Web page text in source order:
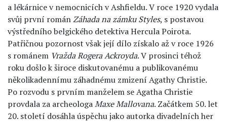
a lékárnice v nemocnicích v Ashfieldu. V roce 1920 vydala
svůj první románZáhada na zámku Styles, s postavou
výstředního belgického detektiva Hercula Poirota.
Patřičnou pozornost však její dílo získalo až v roce 1926
s románem Vražda Rogera Ackroyda. V prosinci téhož
roku došlo k široce diskutovanému a publikovanému
několikadennímu záhadnému zmizení Agathy Christie.
Po rozvodu s prvním manželem se Agatha Christie
provdala za archeologaMaxe Mallovana. Začátkem 50. let
20. století dosáhla úspěchu jako autorka divadelních her